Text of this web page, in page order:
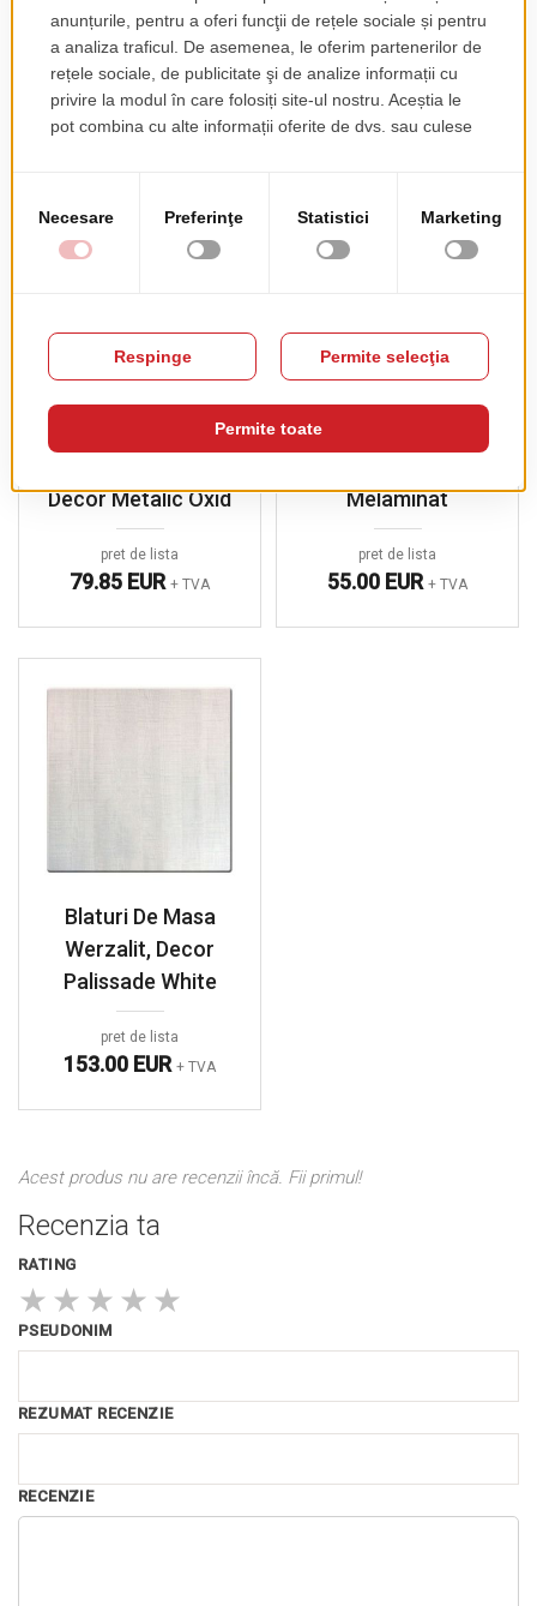
188.00 EUR+ TVA pret de lista
138.00 EUR+ TVA
Decor Metalic Oxid
pret de lista
79.85 EUR + TVA
Melaminat
pret de lista
55.00 EUR + TVA
Blaturi De Masa
Werzalit, Decor
Palissade White
pret de lista
153.00 EUR + TVA
Acest produs nu are recenzii încă. Fii primul!
Recenzia ta
RATING
★ ★ ★ ★ ★
PSEUDONIM
REZUMAT RECENZIE
RECENZIE